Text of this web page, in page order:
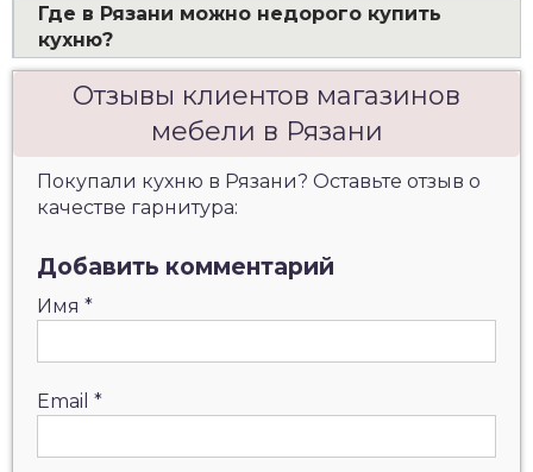
Где в Рязани можно недорого купить
кухню?
Отзывы клиентов магазинов
мебели в Рязани
Покупали кухню в Рязани? Оставьте отзыв о
качестве гарнитура:
Добавить комментарий
Имя *
Email *